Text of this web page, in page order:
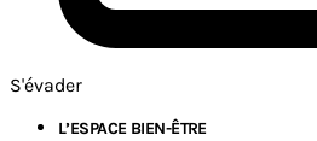
S'évader
L’ESPACE BIEN-ÊTRE